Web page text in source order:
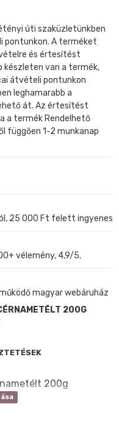
úti szaküzletünkben
pontunkon. A terméket
és értesítést
készleten van a termék,
átvételi pontunkon
leghamarabb a
át. Az értesítést
a termék Rendelhető
függően 1-2 munkanap
25 000 Ft felett ingyenes
vélemény, 4,9/5.
magyar webáruház
200G
200g